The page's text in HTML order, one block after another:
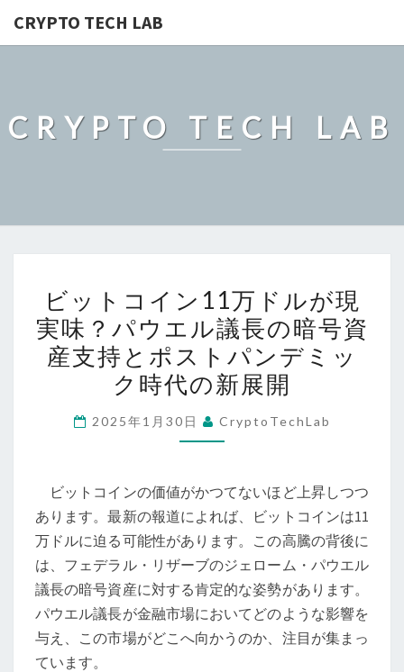
CRYPTO TECH LAB
CRYPTO TECH LAB
ッ
ト
コ
イ
11
ル
が
現
実
味？
パ
ウ
ビットコイン11万ドルが現
実味？パウエル議長の暗号資
産支持とポストパンデミッ
ク時代の新展開
2025年1月30日 CryptoTechLab
ビットコインの価値がかつてないほど上昇しつつ
あります。最新の報道によれば、ビットコインは11
万ドルに迫る可能性があります。この高騰の背後に
は、フェデラル・リザーブのジェローム・パウエル
議長の暗号資産に対する肯定的な姿勢があります。
パウエル議長が金融市場においてどのような影響を
与え、この市場がどこへ向かうのか、注目が集まっ
ています。